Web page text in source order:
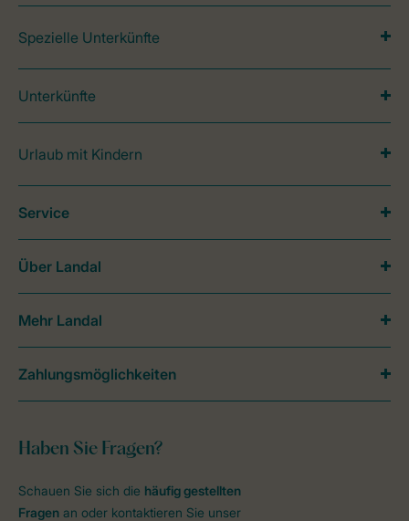
Spezielle Unterkünfte
Unterkünfte
Urlaub mit Kindern
Haben Sie Fragen?
Schauen Sie sich die häufig gestellten
Fragen an oder kontaktieren Sie unser
Service
Über Landal
Mehr Landal
Zahlungsmöglichkeiten